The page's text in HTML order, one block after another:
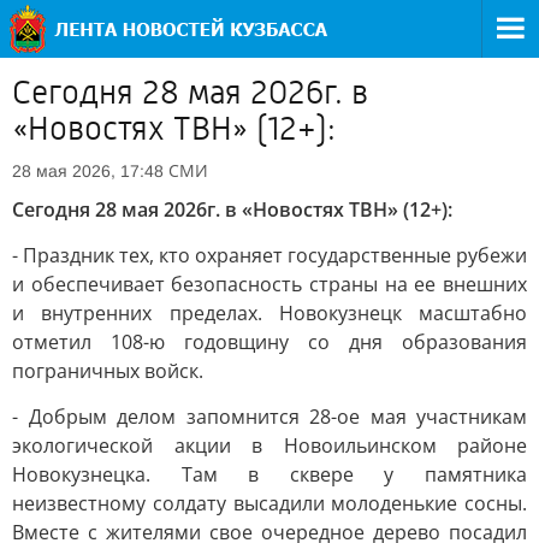
Сегодня 28 мая 2026г. в
«Новостях ТВН» (12+):
28 мая 2026, 17:48 СМИ
Сегодня 28 мая 2026г. в «Новостях ТВН» (12+):
- Праздник тех, кто охраняет государственные рубежи
и обеспечивает безопасность страны на ее внешних
и внутренних пределах. Новокузнецк масштабно
отметил 108-ю годовщину со дня образования
пограничных войск.
- Добрым делом запомнится 28-ое мая участникам
экологической акции в Новоильинском районе
Новокузнецка. Там в сквере у памятника
неизвестному солдату высадили молоденькие сосны.
Вместе с жителями свое очередное дерево посадил